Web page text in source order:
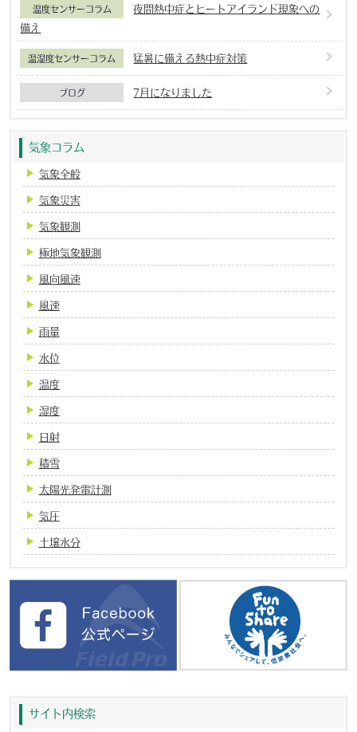
温度センサーコラム
夜間熱中症とヒートアイランド現象への
備え
温湿度センサーコラム 猛暑に備える熱中症対策
ブログ 7月になりました
気象コラム
気象全般
気象災害
気象観測
極地気象観測
風向風速
風速
雨量
水位
温度
湿度
日射
積雪
太陽光発電計測
気圧
土壌水分
サイト内検索